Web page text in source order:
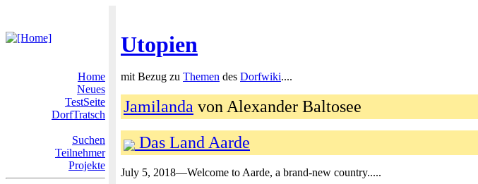
Utopien
Home
Neues
TestSeite
DorfTratsch
Suchen
Teilnehmer
Projekte
mit Bezug zu Themen des Dorfwiki....
Jamilanda von Alexander Baltosee
Das Land Aarde
July 5, 2018—Welcome to Aarde, a brand-new country.....